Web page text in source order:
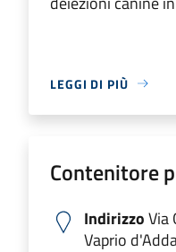
LEGGI DI PIÙ
Contenitore
IndirizzoVia
Vaprio